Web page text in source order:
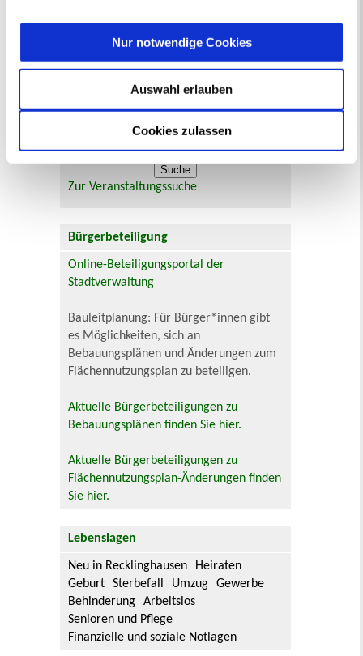
Cookies zulassen
Auswahl erlauben
Nur notwendige Cookies
Mo
Di Mi Do Fr Sa
So
1
2
10
11 12 13 14 15
16
25 26 27 28 29
31
Veranstaltungskategorie
Zur Veranstaltungssuche
Bürgerbeteiligung
Online-Beteiligungsportal der
Stadtverwaltung
Bauleitplanung: Für Bürger*innen gibt
es Möglichkeiten, sich an
Bebauungsplänen und Änderungen zum
Flächennutzungsplan zu beteiligen.
Aktuelle Bürgerbeteiligungen zu
Bebauungsplänen finden Sie hier.
Aktuelle Bürgerbeteiligungen zu
Flächennutzungsplan-Änderungen finden
Sie hier.
Lebenslagen
Neu in Recklinghausen
Heiraten
Geburt
Sterbefall Umzug
Gewerbe
Behinderung
Arbeitslos
Senioren und Pflege
Finanzielle und soziale Notlagen